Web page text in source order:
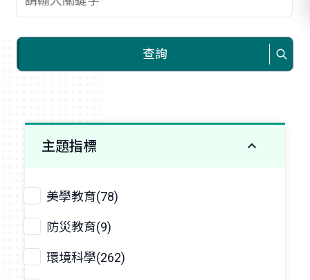
查詢
主題指標
美學教育(78)
防災教育(9)
環境科學(262)